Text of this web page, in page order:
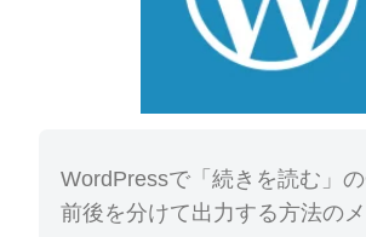
WordPressで「続きを読む」
前後を分けて出力する方法の